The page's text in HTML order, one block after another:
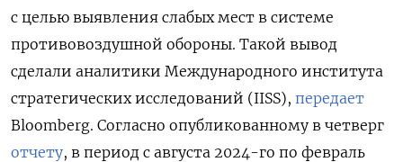
с целью выявления слабых мест в системе
противовоздушной обороны. Такой вывод
сделали аналитики Международного института
стратегических исследований (IISS), передает
Bloomberg. Согласно опубликованному в четверг
отчету, в период с августа 2024-го по февраль